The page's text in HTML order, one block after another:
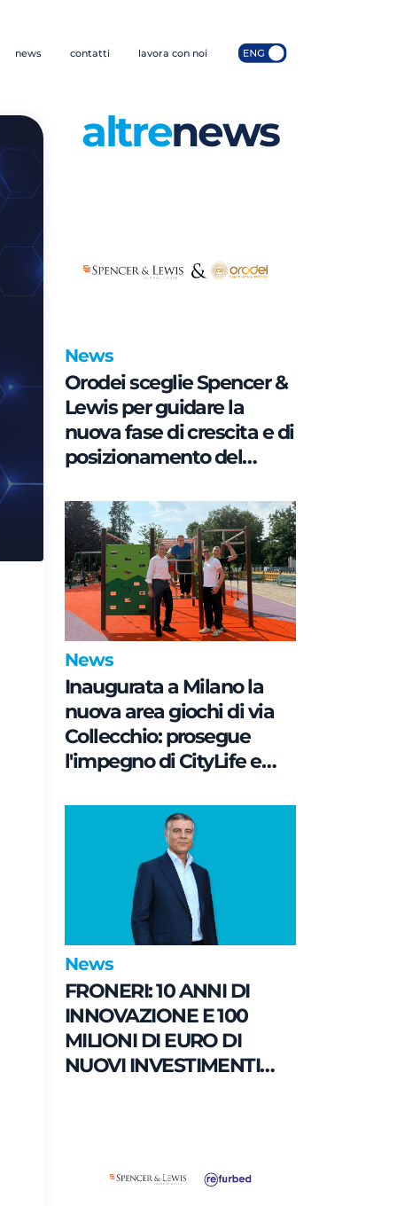
news contatti lavora con noi
altrenews
News
Orodei sceglie Spencer &
Lewis per guidare la
nuova fase di crescita e di
posizionamento del
News
Inaugurata a Milano la
nuova area giochi di via
Collecchio: prosegue
l'impegno di CityLife e
spazi pubblici del
Municipio 8
News
FRONERI: 10 ANNI DI
INNOVAZIONE E 100
MILIONI DI EURO DI
NUOVI INVESTIMENTI